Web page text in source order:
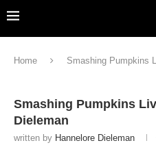
Home Smashing Pumpkins
Smashing Pumpkins
Dieleman
written by Hannelore Dieleman